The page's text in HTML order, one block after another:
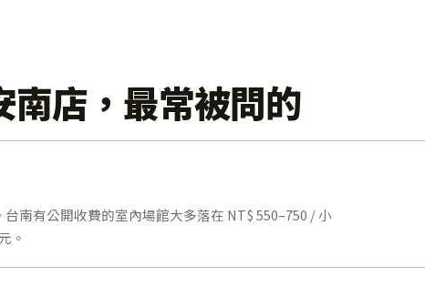
南店，最常被問的
南有公開收費的室內場館大多落在 NT$ 550–750 / 小
。